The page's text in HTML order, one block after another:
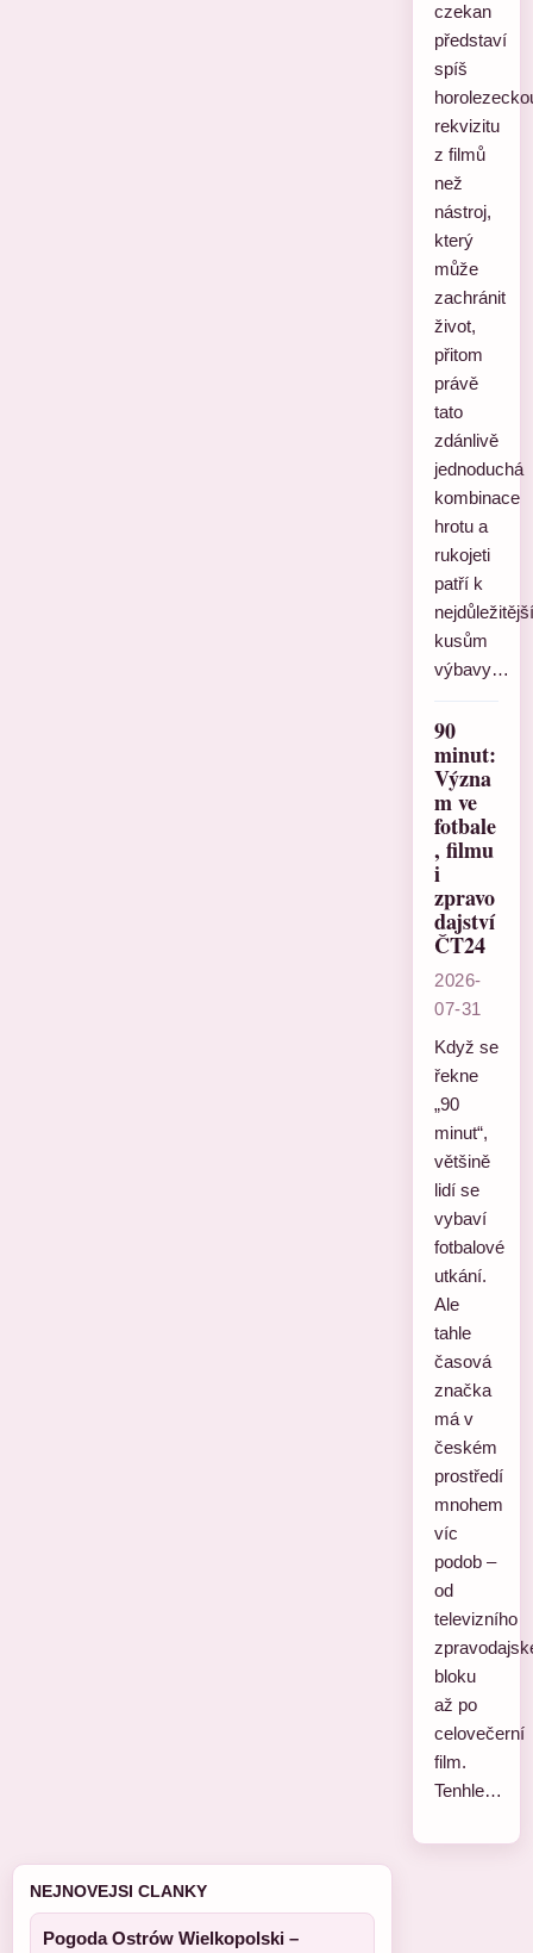
czekan
představí
spíš
rekvizitu
z filmů
než
nástroj,
který
může
zachránit
život,
přitom
právě
tato
zdánlivě
jednoduchá
kombinace
hrotu a
rukojeti
patří k
kusům
výbavy…
90
minut:
Význa
m ve
fotbale
, filmu
i
zpravo
dajství
ČT24
2026-
07-31
Když se
řekne
„90
minut“,
většině
lidí se
vybaví
fotbalové
utkání.
Ale
tahle
časová
značka
má v
českém
prostředí
mnohem
víc
podob –
od
televizního
bloku
až po
celovečerní
film.
Tenhle…
NEJNOVEJSI CLANKY
Pogoda Ostrów Wielkopolski –